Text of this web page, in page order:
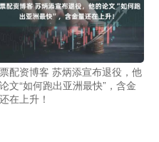
配资博客 苏炳添宣布退役，他
文“如何跑出亚洲最快”，含金
在上升！